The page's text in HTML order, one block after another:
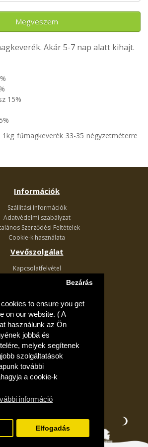
to ensure you get
on our website. ( A
használunk az Ön
jobbá és
melyek segítenek
szolgáltatások
további
a cookie-k
információ
Bezárás
Elfogadás
Megveszem
Akár 5-7 nap alatt kihajt.
15%
1kg fűmagkeverék 33-35 négyzetméterre
Információk
Szállítási Információk
Adatvédelmi szabályzat
Szerződési Feltételek
Cookie-k használata
Vevőszolgálat
Kapcsolatfelvétel
Akciós ajánlatok
Fiók
Kívánságlista